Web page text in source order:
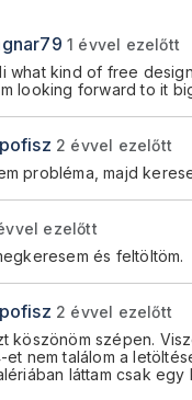
1 évvel ezelőtt
what kind of free
looking forward to it
2 évvel ezelőtt
probléma, majd
ezelőtt
és feltöltöm.
2 évvel ezelőtt
köszönöm szépen.
et nem találom a
láttam csak egy